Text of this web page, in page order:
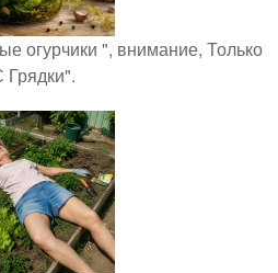
огурчики ", внимание, Только
Грядки".